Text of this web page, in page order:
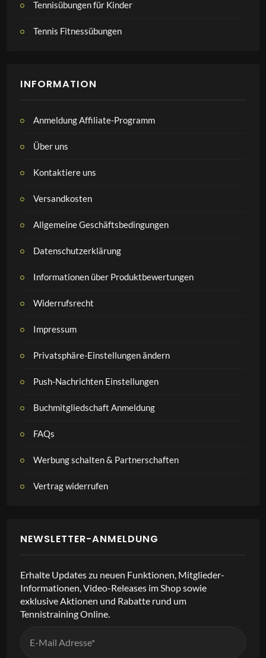
Tennisübungen für Kinder
Tennis Fitnessübungen
INFORMATION
Anmeldung Affiliate-Programm
Über uns
Kontaktiere uns
Versandkosten
Allgemeine Geschäftsbedingungen
Datenschutzerklärung
Informationen über Produktbewertungen
Widerrufsrecht
Impressum
Privatsphäre-Einstellungen ändern
Push-Nachrichten Einstellungen
Buchmitgliedschaft Anmeldung
FAQs
Werbung schalten & Partnerschaften
Vertrag widerrufen
NEWSLETTER-ANMELDUNG
Erhalte Updates zu neuen Funktionen, Mitglieder-
Informationen, Video-Releases im Shop sowie
exklusive Aktionen und Rabatte rund um
Tennistraining Online.